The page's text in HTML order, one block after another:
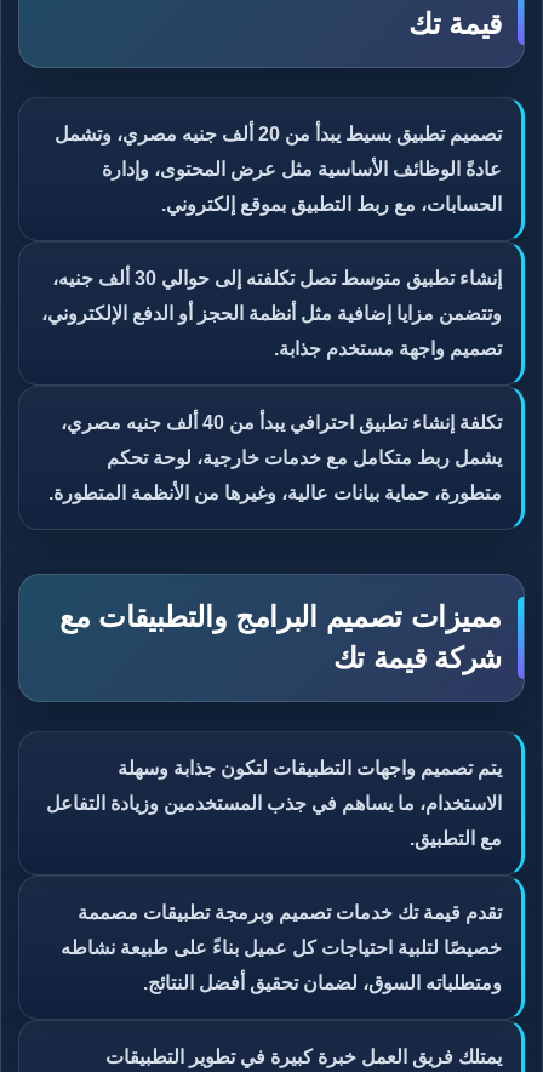
قيمة تك
تصميم تطبيق بسيط يبدأ من 20 ألف جنيه مصري، وتشمل
عادةً الوظائف الأساسية مثل عرض المحتوى، وإدارة
الحسابات، مع ربط التطبيق بموقع إلكتروني.
إنشاء تطبيق متوسط تصل تكلفته إلى حوالي 30 ألف جنيه،
وتتضمن مزايا إضافية مثل أنظمة الحجز أو الدفع الإلكتروني،
تصميم واجهة مستخدم جذابة.
تكلفة إنشاء تطبيق احترافي يبدأ من 40 ألف جنيه مصري،
يشمل ربط متكامل مع خدمات خارجية، لوحة تحكم
متطورة، حماية بيانات عالية، وغيرها من الأنظمة المتطورة.
مميزات تصميم البرامج والتطبيقات مع
شركة قيمة تك
يتم تصميم واجهات التطبيقات لتكون جذابة وسهلة
الاستخدام، ما يساهم في جذب المستخدمين وزيادة التفاعل
مع التطبيق.
تقدم قيمة تك خدمات تصميم وبرمجة تطبيقات مصممة
خصيصًا لتلبية احتياجات كل عميل بناءً على طبيعة نشاطه
ومتطلباته السوق، لضمان تحقيق أفضل النتائج.
يمتلك فريق العمل خبرة كبيرة في تطوير التطبيقات